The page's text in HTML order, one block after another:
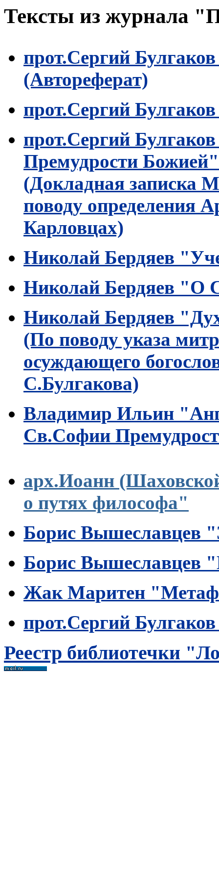
Тексты из журнала
прот.Сергий
(Автореферат)
прот.Сергий
прот.Сергий
Премудрости Божией"
(Докладная записка
поводу определения
Карловцах)
Николай Бердяев
Николай Бердяев "О
Николай Бердяев
(По поводу указа
осуждающего
С.Булгакова)
Владимир Ильин
Св.Софии
арх.Иоанн
о путях философа"
Борис Вышеславцев
Борис Вышеславцев
Жак Маритен
прот.Сергий
Реестр библиотечки